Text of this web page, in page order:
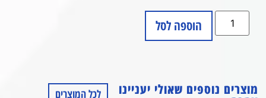
הוספה לסל
מוצרים נוספים שאולי יעניינו לכל המוצרים